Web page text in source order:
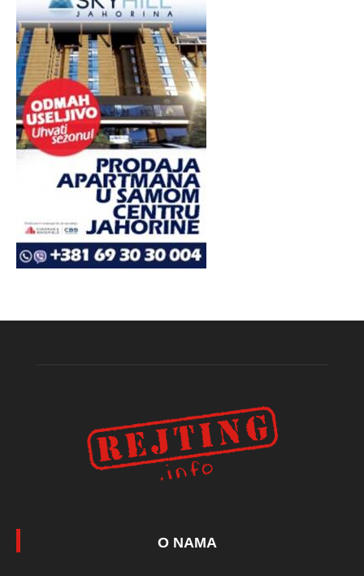
O NAMA